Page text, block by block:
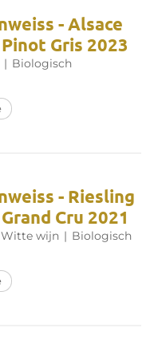
- Alsace
Gris 2023
| Biologisch
- Riesling
Cru 2021
Witte wijn | Biologisch